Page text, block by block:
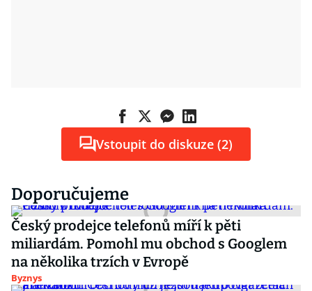
Vstoupit do diskuze (2)
Doporučujeme
Český prodejce telefonů míří k pěti
miliardám. Pomohl mu obchod s Googlem
na několika trzích v Evropě
Byznys